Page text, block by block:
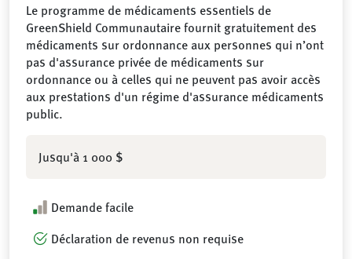
Le programme de médicaments essentiels de
GreenShield Communautaire fournit gratuitement des
médicaments sur ordonnance aux personnes qui n’ont
pas d'assurance privée de médicaments sur
ordonnance ou à celles qui ne peuvent pas avoir accès
aux prestations d'un régime d'assurance médicaments
public.
Jusqu'à 1 000 $
Demande facile
Déclaration de revenus non requise